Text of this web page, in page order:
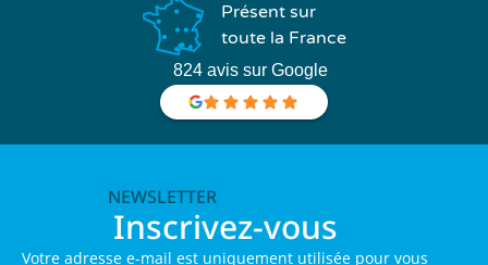
Présent sur
toute la France
824 avis sur Google
NEWSLETTER
Inscrivez-vous
Votre adresse e-mail est uniquement utilisée pour vous